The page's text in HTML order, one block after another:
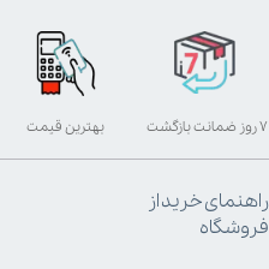
بهترین قیمت ۷ روز ضمانت بازگشت
راهنمای خرید از
فروشگاه